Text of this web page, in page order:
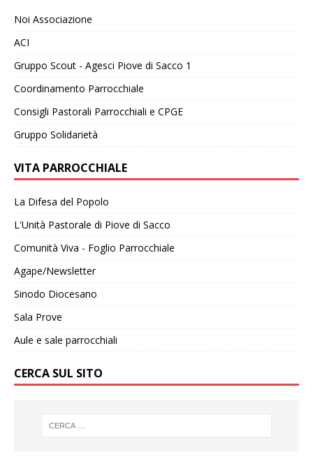
Noi Associazione
ACI
Gruppo Scout - Agesci Piove di Sacco 1
Coordinamento Parrocchiale
Consigli Pastorali Parrocchiali e CPGE
Gruppo Solidarietà
VITA PARROCCHIALE
La Difesa del Popolo
L'Unità Pastorale di Piove di Sacco
Comunità Viva - Foglio Parrocchiale
Agape/Newsletter
Sinodo Diocesano
Sala Prove
Aule e sale parrocchiali
CERCA SUL SITO